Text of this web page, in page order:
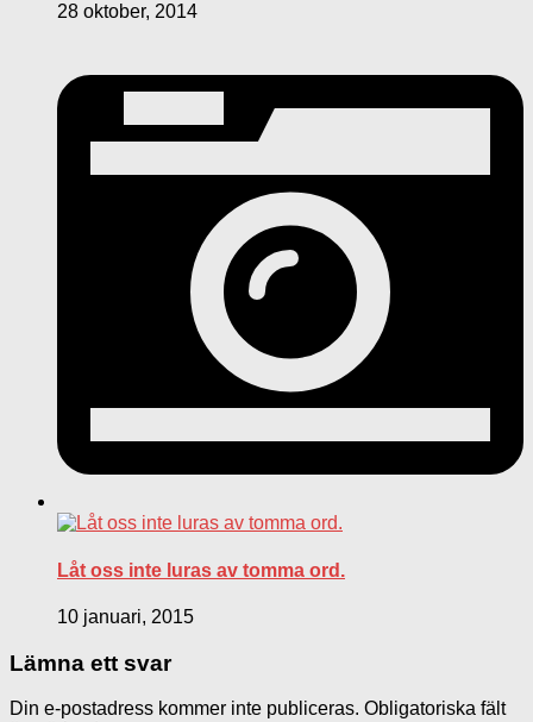
28 oktober, 2014
Låt oss inte luras av tomma ord.
10 januari, 2015
Lämna ett svar
Din e-postadress kommer inte publiceras. Obligatoriska fält